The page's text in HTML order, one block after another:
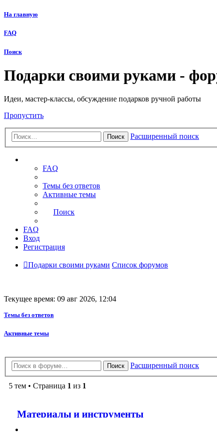
На главную
FAQ
Поиск
Подарки своими руками -
Идеи, мастер-классы, обсуждение подарков ручной работы
Пропустить
Поиск Расширенный поиск
FAQ
Темы без ответов
Активные темы
Поиск
FAQ
Вход
Регистрация
Подарки своими руками Список форумов
Текущее время: 09 авг 2026, 12:04
Темы без ответов
Активные темы
Поиск Расширенный поиск
5 тем • Страница 1 из 1
Материалы и инструменты